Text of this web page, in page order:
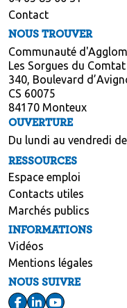
Contact
NOUS TROUVER
Communauté
Les Sorgues du Comtat
340, Boulevard
CS 60075
84170 Monteux
OUVERTURE
Du lundi au vendredi
RESSOURCES
Espace emploi
Contacts utiles
Marchés publics
INFORMATIONS
Vidéos
Mentions légales
NOUS SUIVRE